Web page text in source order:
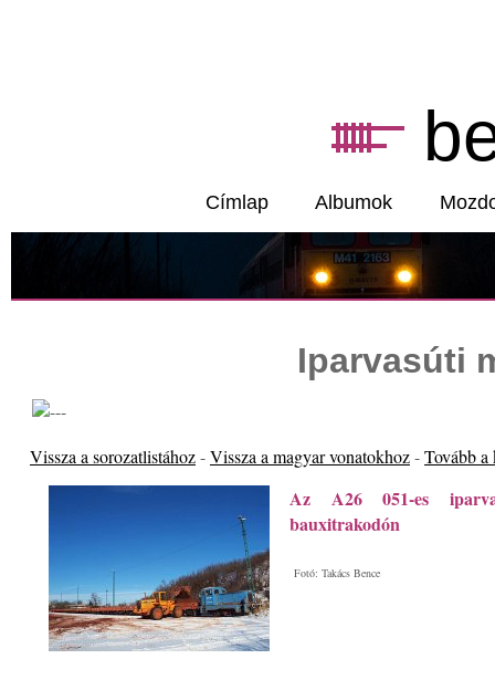
Címlap Albumok
Iparvasúti
Vissza a sorozatlistához-Vissza a magyar vonatokhoz-Tovább a
Az A26 051-es
bauxitrakodón
Fotó: Takács Bence